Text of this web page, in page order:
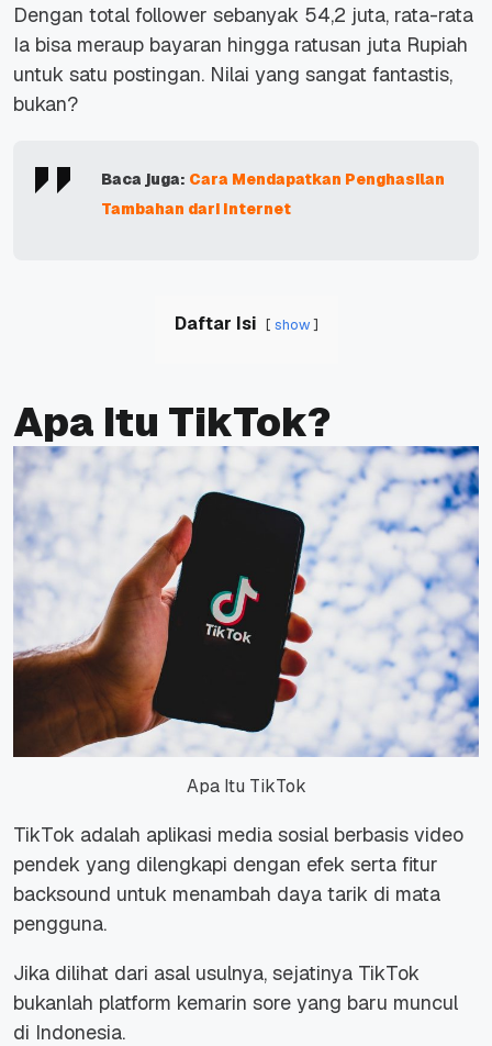
Dengan total follower sebanyak 54,2 juta, rata-rata
Ia bisa meraup bayaran hingga ratusan juta Rupiah
untuk satu postingan. Nilai yang sangat fantastis,
bukan?
Baca juga: Cara Mendapatkan Penghasilan
Tambahan dari Internet
Daftar Isi show
Apa Itu TikTok?
Apa Itu TikTok
TikTok adalah aplikasi media sosial berbasis video
pendek yang dilengkapi dengan efek serta fitur
backsound untuk menambah daya tarik di mata
pengguna.
Jika dilihat dari asal usulnya, sejatinya TikTok
bukanlah platform kemarin sore yang baru muncul
di Indonesia.